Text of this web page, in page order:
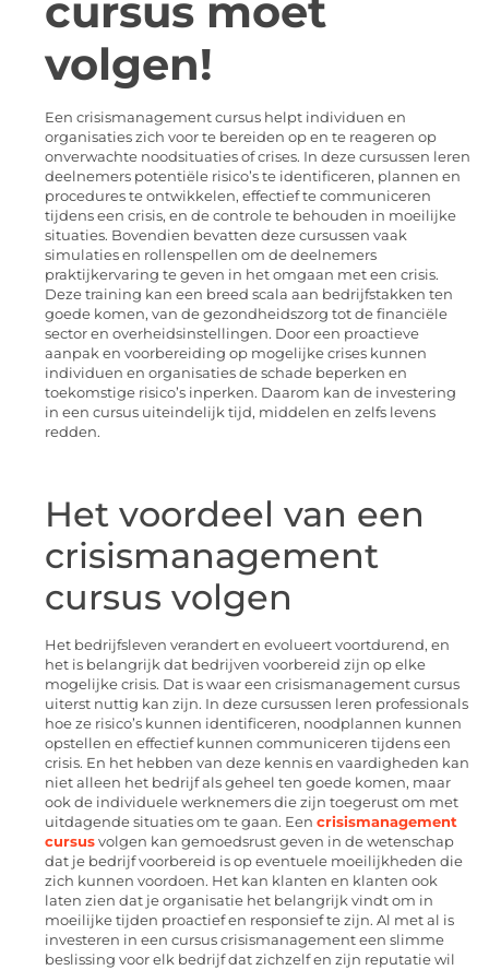
cursus moet
volgen!
Een crisismanagement cursus helpt individuen en
organisaties zich voor te bereiden op en te reageren op
onverwachte noodsituaties of crises. In deze cursussen leren
deelnemers potentiële risico’s te identificeren, plannen en
procedures te ontwikkelen, effectief te communiceren
tijdens een crisis, en de controle te behouden in moeilijke
situaties. Bovendien bevatten deze cursussen vaak
simulaties en rollenspellen om de deelnemers
praktijkervaring te geven in het omgaan met een crisis.
Deze training kan een breed scala aan bedrijfstakken ten
goede komen, van de gezondheidszorg tot de financiële
sector en overheidsinstellingen. Door een proactieve
aanpak en voorbereiding op mogelijke crises kunnen
individuen en organisaties de schade beperken en
toekomstige risico’s inperken. Daarom kan de investering
in een cursus uiteindelijk tijd, middelen en zelfs levens
redden.
Het voordeel van een
crisismanagement
cursus volgen
Het bedrijfsleven verandert en evolueert voortdurend, en
het is belangrijk dat bedrijven voorbereid zijn op elke
mogelijke crisis. Dat is waar een crisismanagement cursus
uiterst nuttig kan zijn. In deze cursussen leren professionals
hoe ze risico’s kunnen identificeren, noodplannen kunnen
opstellen en effectief kunnen communiceren tijdens een
crisis. En het hebben van deze kennis en vaardigheden kan
niet alleen het bedrijf als geheel ten goede komen, maar
ook de individuele werknemers die zijn toegerust om met
uitdagende situaties om te gaan. Een crisismanagement
cursus volgen kan gemoedsrust geven in de wetenschap
dat je bedrijf voorbereid is op eventuele moeilijkheden die
zich kunnen voordoen. Het kan klanten en klanten ook
laten zien dat je organisatie het belangrijk vindt om in
moeilijke tijden proactief en responsief te zijn. Al met al is
investeren in een cursus crisismanagement een slimme
beslissing voor elk bedrijf dat zichzelf en zijn reputatie wil